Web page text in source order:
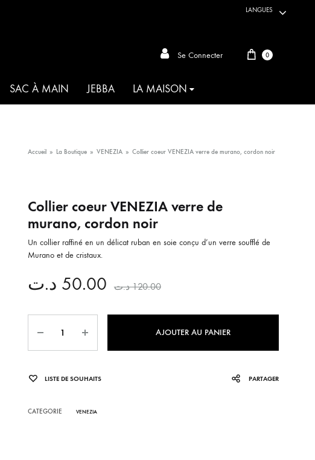
LANGUES
Se Connecter Panier
0
ANIMALIA
SOIE D’HABIBA
MAHBOUBA
KHOMSSA
AFRICANA
LUNEA
VENEZIA
SAC À MAIN JEBBA LA MAISON
Accueil » La Boutique » VENEZIA » Collier coeur VENEZIA verre de murano, cordon noir
Collier coeur VENEZIA verre de
murano, cordon noir
Un collier raffiné en un délicat ruban en soie conçu d’un verre soufflé de
Murano et de cristaux.
50.00 د.ت 120.00 د.ت
AJOUTER AU PANIER
LISTE DE SOUHAITS PARTAGER
CATEGORIE VENEZIA